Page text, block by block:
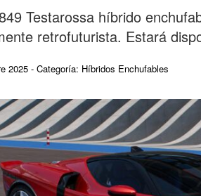
Testarossa híbrido
retrofuturista. Estará
2025 - Categoría: Híbridos Enchufables